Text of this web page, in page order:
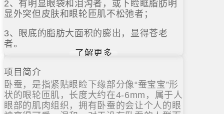
2、有明显眼袋和泪沟者，或下睑眶脂肪明
显外突但皮肤和眼轮匝肌不松弛者；
3、眼底的脂肪大面积的膨出，显得苍老
者。
了解更多
项目简介
卧蚕，是指紧贴眼睑下缘部分像“蚕宝宝”形
状的眼轮匝肌，长度大约在4-6mm，属于人
眼部的肌肉组织，拥有卧蚕的会让个人的眼